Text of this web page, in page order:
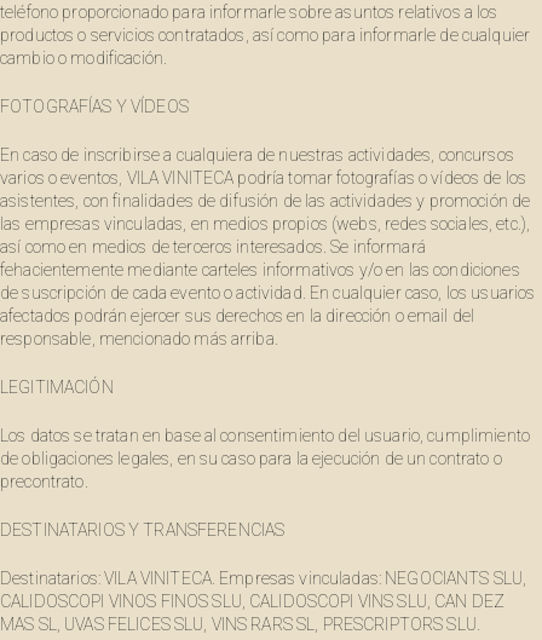
teléfono proporcionado para informarle sobre asuntos relativos a los
productos o servicios contratados, así como para informarle de cualquier
cambio o modificación.
FOTOGRAFÍAS Y VÍDEOS
En caso de inscribirse a cualquiera de nuestras actividades, concursos
varios o eventos, VILA VINITECA podría tomar fotografías o vídeos de los
asistentes, con finalidades de difusión de las actividades y promoción de
las empresas vinculadas, en medios propios (webs, redes sociales, etc.),
así como en medios de terceros interesados. Se informará
fehacientemente mediante carteles informativos y/o en las condiciones
de suscripción de cada evento o actividad. En cualquier caso, los usuarios
afectados podrán ejercer sus derechos en la dirección o email del
responsable, mencionado más arriba.
LEGITIMACIÓN
Los datos se tratan en base al consentimiento del usuario, cumplimiento
de obligaciones legales, en su caso para la ejecución de un contrato o
precontrato.
DESTINATARIOS Y TRANSFERENCIAS
Destinatarios: VILA VINITECA. Empresas vinculadas: NEGOCIANTS SLU,
CALIDOSCOPI VINOS FINOS SLU, CALIDOSCOPI VINS SLU, CAN DEZ
MAS SL, UVAS FELICES SLU, VINS RARS SL, PRESCRIPTORS SLU.